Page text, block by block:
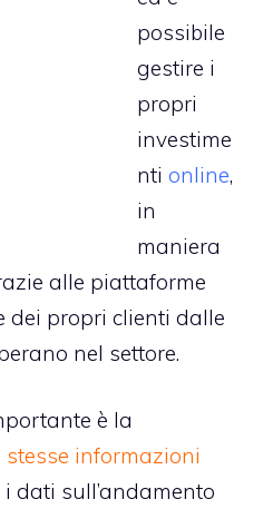
possibile
gestire i
propri
investime
nti online,
in
maniera
alle piattaforme
dei propri clienti dalle
nel settore.
è la
stesse informazioni
i dati sull’andamento